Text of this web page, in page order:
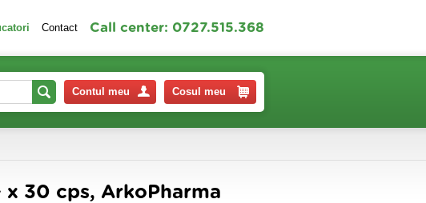
Contact Call center: 0727.515.368
Contul meu Cosul meu
x 30 cps, ArkoPharma